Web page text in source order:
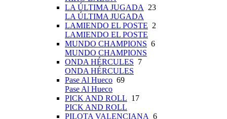
LA ÚLTIMA JUGADA
23
LA ÚLTIMA JUGADA
LAMIENDO EL POSTE 2
LAMIENDO EL POSTE
MUNDO CHAMPIONS 6
MUNDO CHAMPIONS
ONDA HÉRCULES 7
ONDA HÉRCULES
Pase Al Hueco 69
Pase Al Hueco
PICK AND ROLL 17
PICK AND ROLL
PILOTA VALENCIANA 6